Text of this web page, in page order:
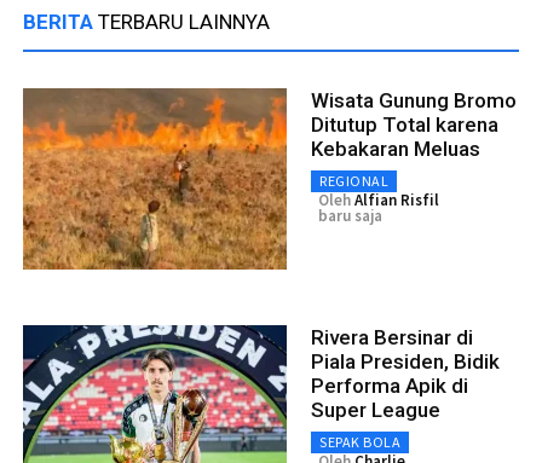
BERITA TERBARU LAINNYA
Wisata Gunung Bromo
Ditutup Total karena
Kebakaran Meluas
REGIONAL
OlehAlfian Risfil
baru saja
Rivera Bersinar di
Piala Presiden, Bidik
Performa Apik di
Super League
SEPAK BOLA